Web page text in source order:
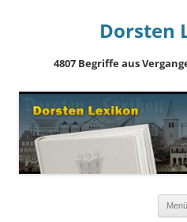
Dorsten
4807 Begriffe aus
Menü